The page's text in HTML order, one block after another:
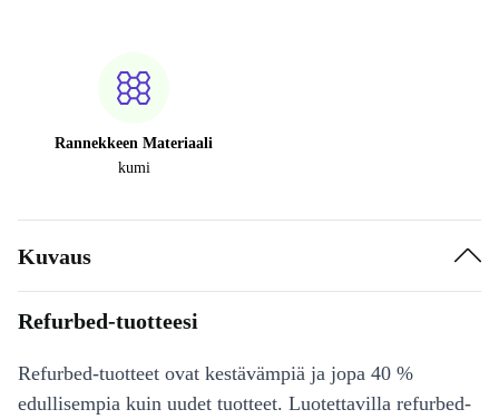
Rannekkeen Materiaali
kumi
Kuvaus
Refurbed-tuotteesi
Refurbed-tuotteet ovat kestävämpiä ja jopa 40 %
edullisempia kuin uudet tuotteet. Luotettavilla refurbed-